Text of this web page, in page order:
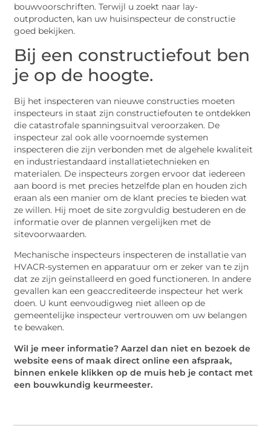
bouwvoorschriften. Terwijl u zoekt naar lay-
outproducten, kan uw huisinspecteur de constructie
goed bekijken.
Bij een constructiefout ben
je op de hoogte.
Bij het inspecteren van nieuwe constructies moeten
inspecteurs in staat zijn constructiefouten te ontdekken
die catastrofale spanningsuitval veroorzaken. De
inspecteur zal ook alle voornoemde systemen
inspecteren die zijn verbonden met de algehele kwaliteit
en industriestandaard installatietechnieken en
materialen. De inspecteurs zorgen ervoor dat iedereen
aan boord is met precies hetzelfde plan en houden zich
eraan als een manier om de klant precies te bieden wat
ze willen. Hij moet de site zorgvuldig bestuderen en de
informatie over de plannen vergelijken met de
sitevoorwaarden.
Mechanische inspecteurs inspecteren de installatie van
HVACR-systemen en apparatuur om er zeker van te zijn
dat ze zijn geïnstalleerd en goed functioneren. In andere
gevallen kan een geaccrediteerde inspecteur het werk
doen. U kunt eenvoudigweg niet alleen op de
gemeentelijke inspecteur vertrouwen om uw belangen
te bewaken.
Wil je meer informatie? Aarzel dan niet en bezoek de
website eens of maak direct online een afspraak,
binnen enkele klikken op de muis heb je contact met
een bouwkundig keurmeester.